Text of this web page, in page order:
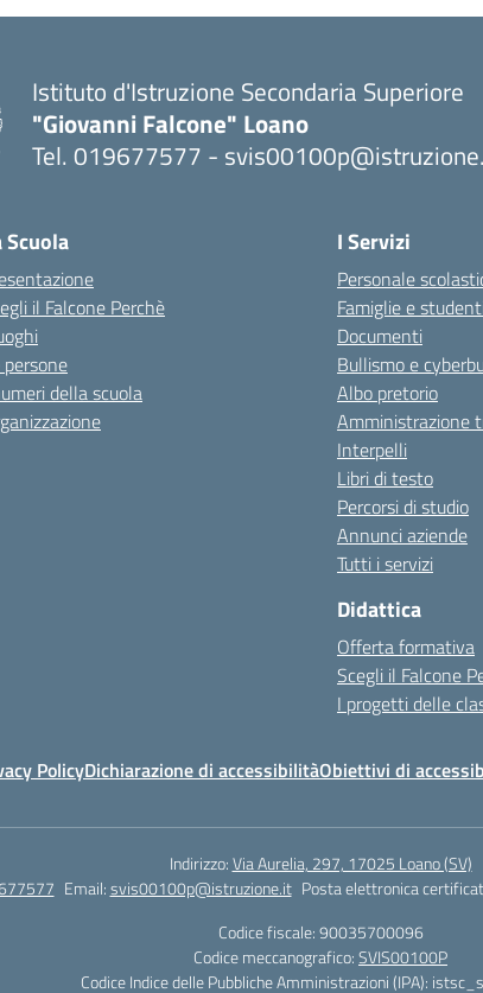
Istituto d'Istruzione Secondaria Superiore
"Giovanni Falcone" Loano
Tel. 019677577 -
Scuola
il Falcone Perchè
persone
della scuola
I Servizi
Personale
Famiglie e studenti
Documenti
Bullismo e
Albo pretorio
Amministrazione
Interpelli
Libri di testo
Percorsi di studio
Annunci aziende
Tutti i servizi
Didattica
Offerta formativa
Scegli il Falcone
I progetti delle
PolicyDichiarazione di accessibilitàObiettivi di
Indirizzo:Via Aurelia, 297, 17025 Loano (SV)
Email:svis00100p@istruzione.it Posta elettronica
Codice fiscale: 90035700096
Codice meccanografico:SVIS00100P
Codice Indice delle Pubbliche Amministrazioni (IPA):